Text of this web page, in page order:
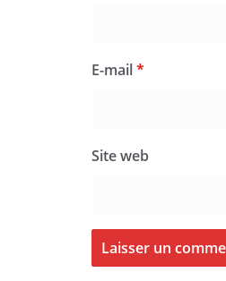
E-mail*
Site web